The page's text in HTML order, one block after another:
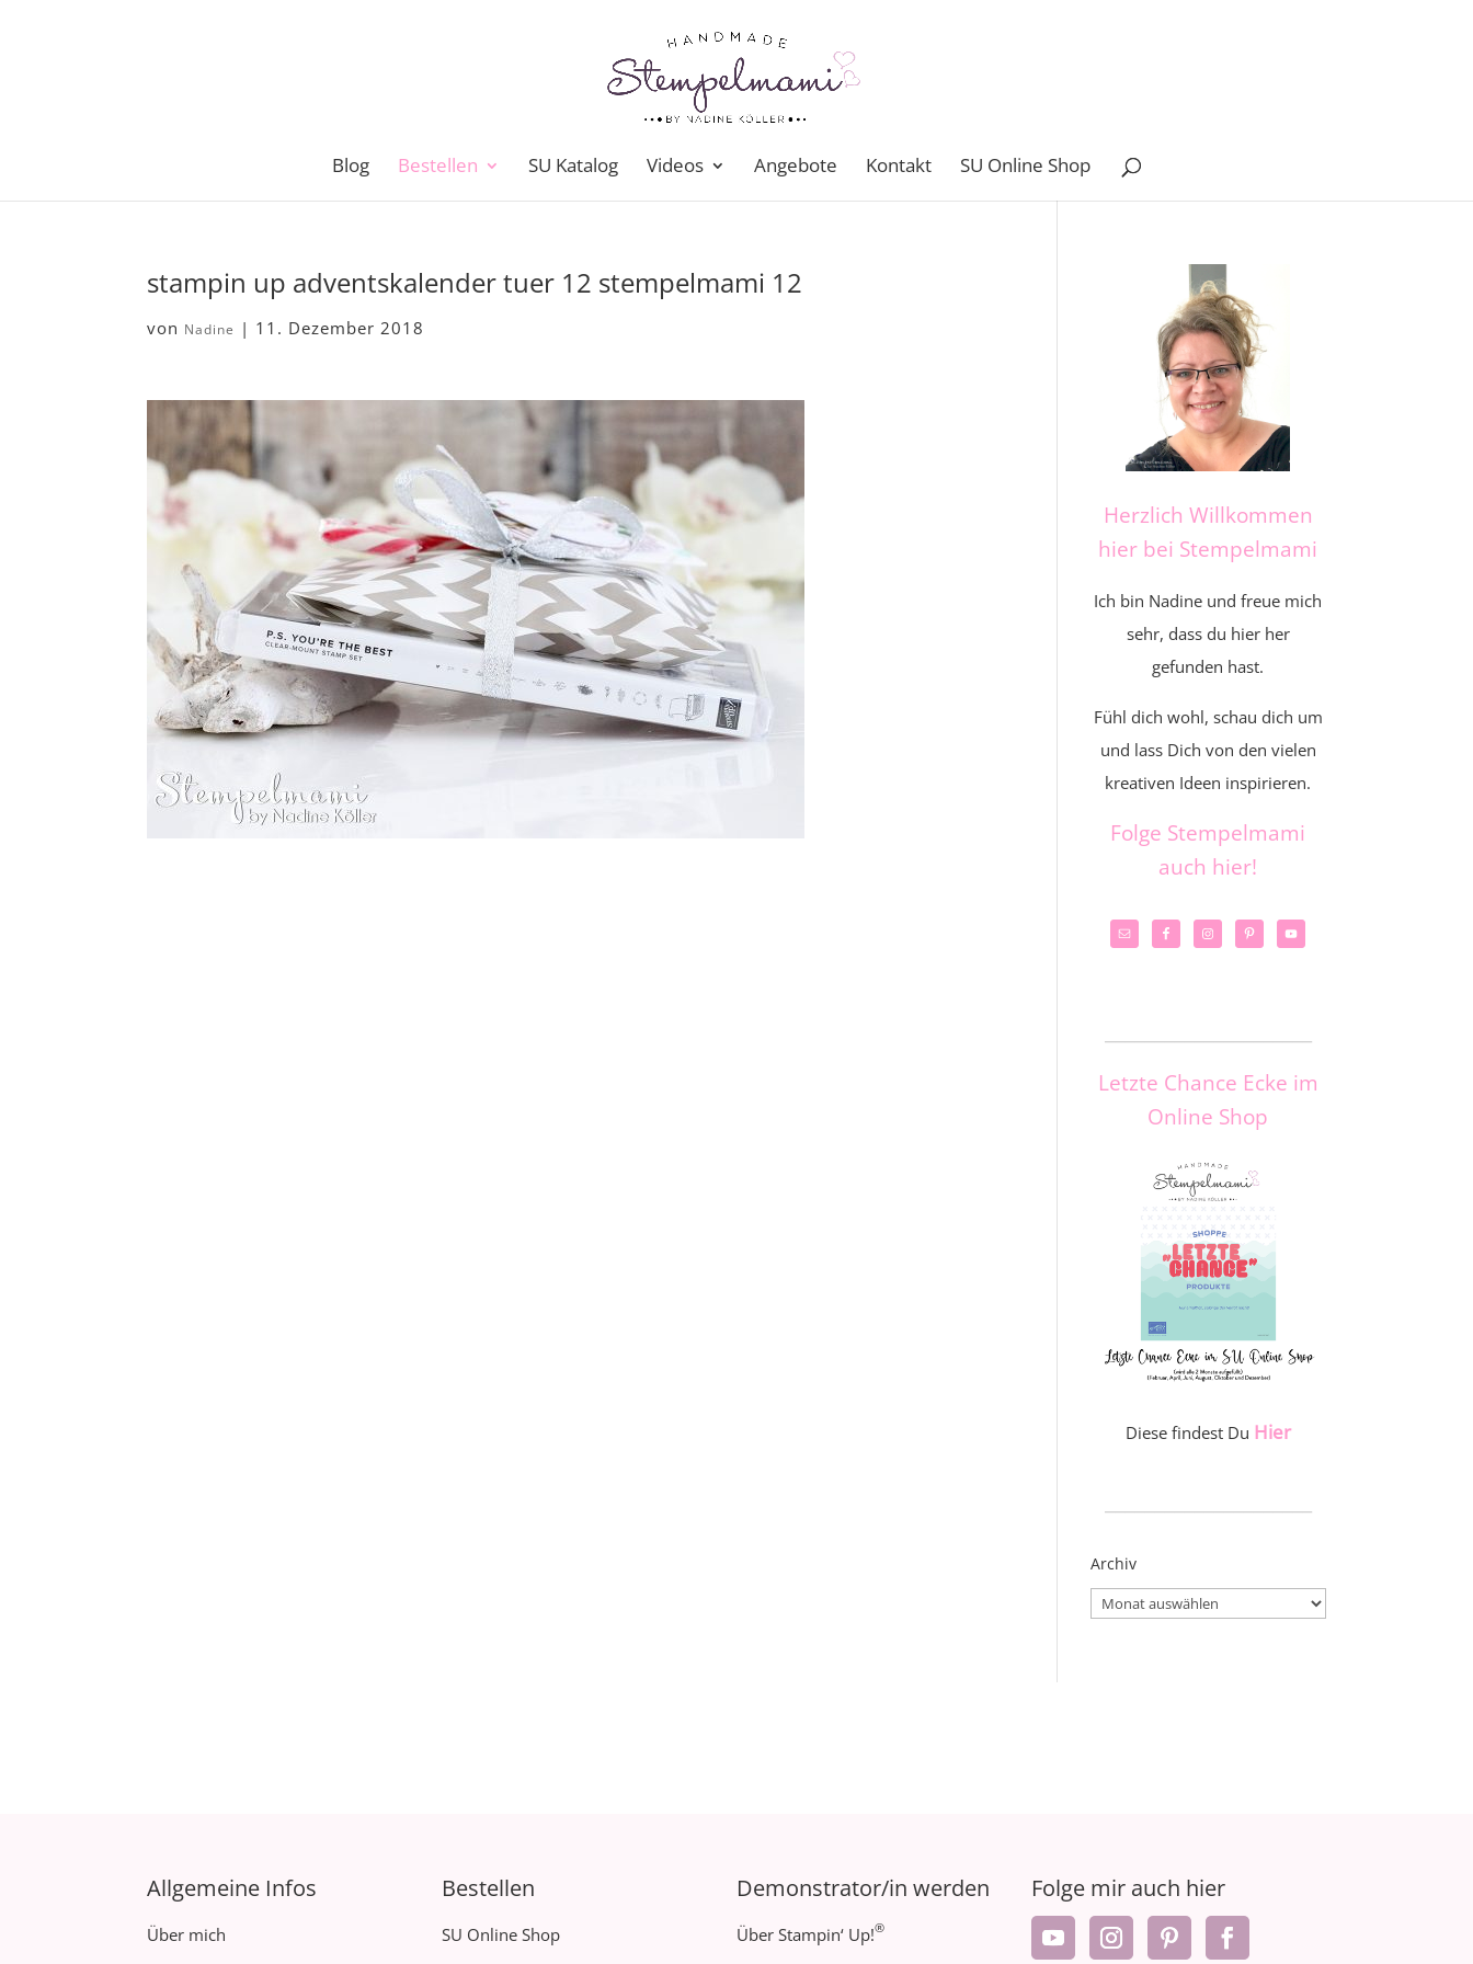
Blog Bestellen SU Katalog Videos Angebote Kontakt SU Online Shop
stampin up adventskalender tuer 12 stempelmami 12
von Nadine | 11. Dezember 2018
Herzlich Willkommen
hier bei Stempelmami
Ich bin Nadine und freue mich
sehr, dass du hier her
gefunden hast.
Fühl dich wohl, schau dich um
und lass Dich von den vielen
kreativen Ideen inspirieren.
Folge Stempelmami
auch hier!
Letzte Chance Ecke im
Online Shop
Diese findest Du Hier
Archiv
Archiv
Allgemeine Infos
Über mich
Bestellen
SU Online Shop
Demonstrator/in werden
Über Stampin‘ Up!®
Folge mir auch hier